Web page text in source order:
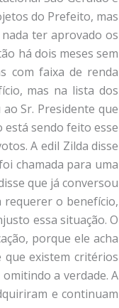
do Prefeito, mas
ter aprovado os
há dois meses sem
com faixa de renda
mas na lista dos
Sr. Presidente que
sendo feito esse
A edil Zilda disse
chamada para uma
que já conversou
requerer o benefício,
essa situação. O
porque ele acha
que existem critérios
a verdade. A
e continuam